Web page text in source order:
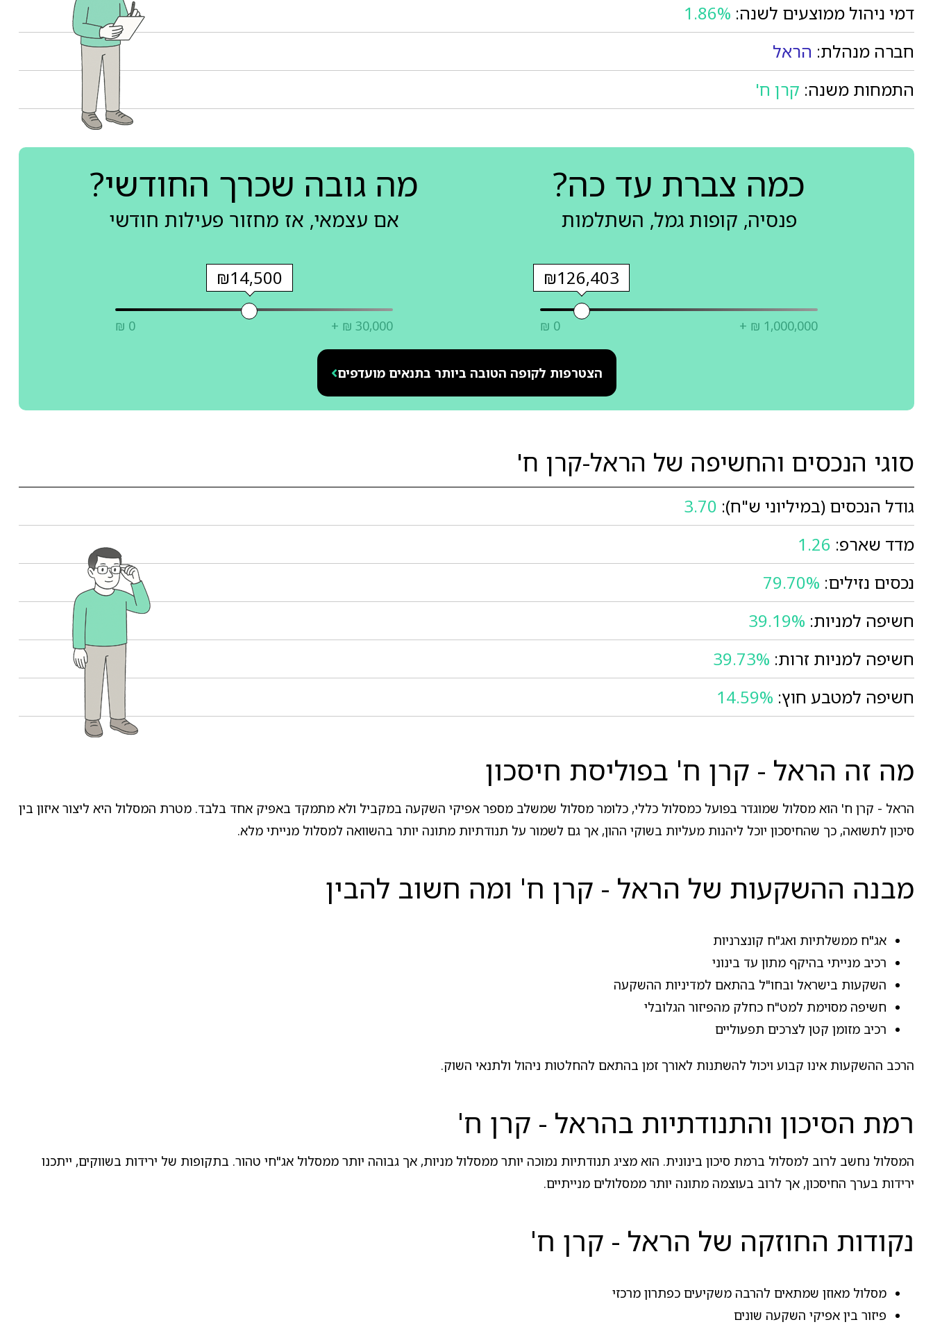
דמי ניהול ממוצעים לשנה: 1.86%
חברה מנהלת: הראל
התמחות משנה: קרן ח'
כמה צברת עד כה?
פנסיה, קופות גמל, השתלמות
₪126,403
₪ 0 + ₪ 1,000,000
מה גובה שכרך החודשי?
אם עצמאי, אז מחזור פעילות חודשי
₪14,500
₪ 0 + ₪ 30,000
הצטרפות לקופה הטובה ביותר בתנאים מועדפים
סוגי הנכסים והחשיפה של הראל-קרן ח'
גודל הנכסים (במיליוני ש"ח): 3.70
מדד שארפ: 1.26
נכסים נזילים: 79.70%
חשיפה למניות: 39.19%
חשיפה למניות זרות: 39.73%
חשיפה למטבע חוץ: 14.59%
מה זה הראל - קרן ח' בפוליסת חיסכון
הראל - קרן ח' הוא מסלול שמוגדר בפועל כמסלול כללי, כלומר מסלול שמשלב מספר אפיקי השקעה במקביל ולא מתמקד באפיק אחד בלבד. מטרת המסלול היא ליצור איזון בין
סיכון לתשואה, כך שהחיסכון יוכל ליהנות מעליות בשוקי ההון, אך גם לשמור על תנודתיות מתונה יותר בהשוואה למסלול מנייתי מלא.
מבנה ההשקעות של הראל - קרן ח' ומה חשוב להבין
אג"ח ממשלתיות ואג"ח קונצרניות
רכיב מנייתי בהיקף מתון עד בינוני
השקעות בישראל ובחו"ל בהתאם למדיניות ההשקעה
חשיפה מסוימת למט"ח כחלק מהפיזור הגלובלי
רכיב מזומן קטן לצרכים תפעוליים
הרכב ההשקעות אינו קבוע ויכול להשתנות לאורך זמן בהתאם להחלטות ניהול ולתנאי השוק.
רמת הסיכון והתנודתיות בהראל - קרן ח'
המסלול נחשב לרוב למסלול ברמת סיכון בינונית. הוא מציג תנודתיות נמוכה יותר ממסלול מניות, אך גבוהה יותר ממסלול אג"חי טהור. בתקופות של ירידות בשווקים, ייתכנו
ירידות בערך החיסכון, אך לרוב בעוצמה מתונה יותר ממסלולים מנייתיים.
נקודות החוזקה של הראל - קרן ח'
מסלול מאוזן שמתאים להרבה משקיעים כפתרון מרכזי
פיזור בין אפיקי השקעה שונים